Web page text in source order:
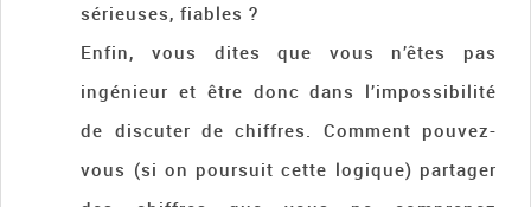
sérieuses, fiables ?
Enfin, vous dites que vous n’êtes pas
ingénieur et être donc dans l’impossibilité
de discuter de chiffres. Comment pouvez-
vous (si on poursuit cette logique) partager